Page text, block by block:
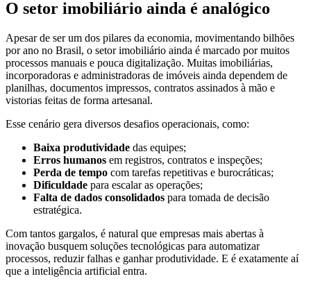
O setor imobiliário ainda é analógico
Apesar de ser um dos pilares da economia, movimentando bilhões
por ano no Brasil, o setor imobiliário ainda é marcado por muitos
processos manuais e pouca digitalização. Muitas imobiliárias,
incorporadoras e administradoras de imóveis ainda dependem de
planilhas, documentos impressos, contratos assinados à mão e
vistorias feitas de forma artesanal.
Esse cenário gera diversos desafios operacionais, como:
Baixa produtividade das equipes;
Erros humanos em registros, contratos e inspeções;
Perda de tempo com tarefas repetitivas e burocráticas;
Dificuldade para escalar as operações;
Falta de dados consolidados para tomada de decisão
estratégica.
Com tantos gargalos, é natural que empresas mais abertas à
inovação busquem soluções tecnológicas para automatizar
processos, reduzir falhas e ganhar produtividade. E é exatamente aí
que a inteligência artificial entra.